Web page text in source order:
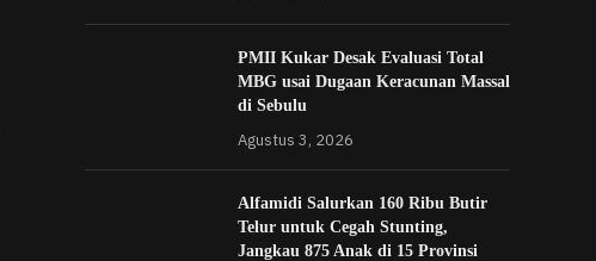
PMII Kukar Desak Evaluasi Total
MBG usai Dugaan Keracunan Massal
di Sebulu
Agustus 3, 2026
Alfamidi Salurkan 160 Ribu Butir
Telur untuk Cegah Stunting,
Jangkau 875 Anak di 15 Provinsi